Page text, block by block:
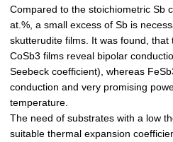
Compared to the stoichiometric Sb
at.%, a small excess of Sb is
skutterudite films. It was found,
CoSb3 films reveal bipolar
Seebeck coefficient), whereas
conduction and very promising
temperature.
The need of substrates with a low
suitable thermal expansion